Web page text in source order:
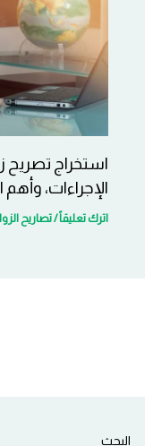
استخراج تصريح
الإجراءات، وأهم
اترك تعليقاً/تصاريح
البحث